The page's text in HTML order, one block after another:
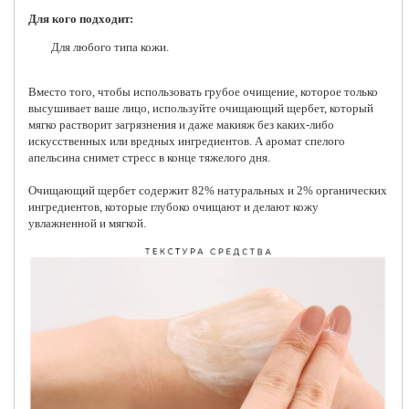
Для кого подходит:
Для любого типа кожи.
Вместо того, чтобы использовать грубое очищение, которое только
высушивает ваше лицо, используйте очищающий щербет, который
мягко растворит загрязнения и даже макияж без каких-либо
искусственных или вредных ингредиентов. А аромат спелого
апельсина снимет стресс в конце тяжелого дня.
Очищающий щербет содержит 82% натуральных и 2% органических
ингредиентов, которые глубоко очищают и делают кожу
увлажненной и мягкой.